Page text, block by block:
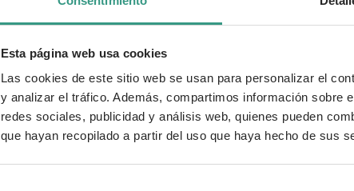
Esta página web usa cookies
Las cookies de este sitio web se usan para personalizar el
y analizar el tráfico. Además, compartimos información sobre
redes sociales, publicidad y análisis web, quienes pueden
que hayan recopilado a partir del uso que haya hecho de sus